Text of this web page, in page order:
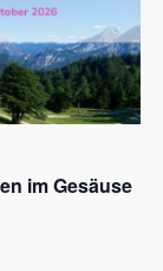
im Gesäuse